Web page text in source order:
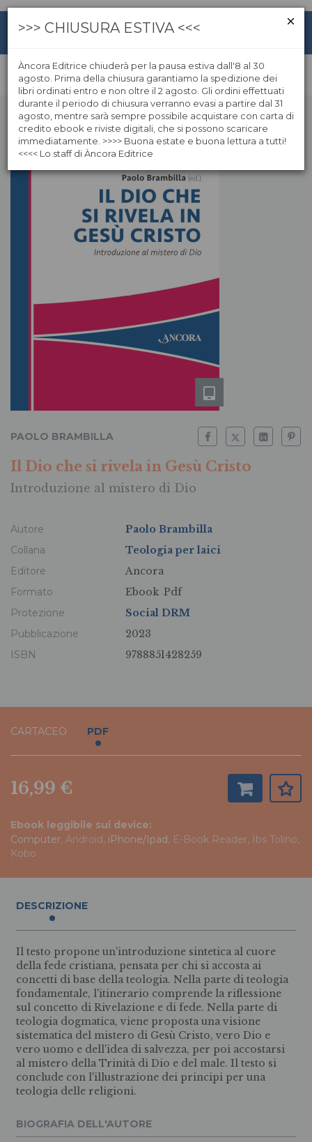
PAOLO BRAMBILLA
Il Dio che si rivela in Gesù Cristo
Introduzione al mistero di Dio
Autore
Paolo Brambilla
Collana
Teologia per laici
Editore
Ancora
Formato
Ebook Pdf
Protezione
Social DRM
Pubblicazione
2023
ISBN
9788851428259
CARTACEO PDF
16,99 €
Ebook leggibile sui device:
Computer, Android, iPhone/Ipad, E-Book Reader, Ibs Tolino,
Kobo
DESCRIZIONE
Il testo propone un'introduzione sintetica al cuore
della fede cristiana, pensata per chi si accosta ai
concetti di base della teologia. Nella parte di teologia
fondamentale, l'itinerario comprende la riflessione
sul concetto di Rivelazione e di fede. Nella parte di
teologia dogmatica, viene proposta una visione
sistematica del mistero di Gesù Cristo, vero Dio e
vero uomo e dell'idea di salvezza, per poi accostarsi
al mistero della Trinità di Dio e del male. Il testo si
conclude con l'illustrazione dei principi per una
teologia delle religioni.
BIOGRAFIA DELL'AUTORE
>>> CHIUSURA ESTIVA <<<
Àncora Editrice chiuderà per la pausa estiva dall'8 al 30
agosto. Prima della chiusura garantiamo la spedizione dei
libri ordinati entro e non oltre il 2 agosto. Gli ordini effettuati
durante il periodo di chiusura verranno evasi a partire dal 31
agosto, mentre sarà sempre possibile acquistare con carta di
credito ebook e riviste digitali, che si possono scaricare
immediatamente. >>>> Buona estate e buona lettura a tutti!
<<<< Lo staff di Àncora Editrice